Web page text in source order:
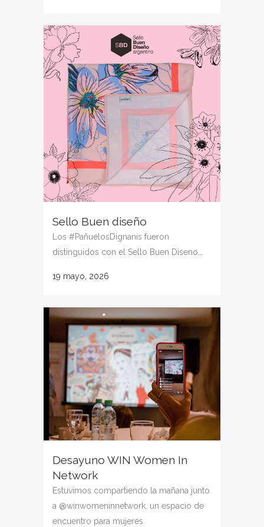
Sello Buen diseño
Los #PañuelosDignanis fueron
distinguidos con el Sello Buen Diseno...
19 mayo, 2026
Desayuno WIN Women In
Network
Estuvimos compartiendo la mañana junto
a @winwomeninnetwork, un espacio de
encuentro para mujeres